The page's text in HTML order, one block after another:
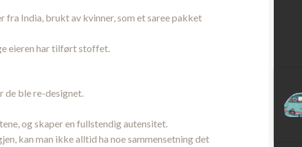
fra India, brukt av kvinner, som et saree pakket
eieren har tilført stoffet.
ble re-designet.
og skaper en fullstendig autensitet.
kan man ikke alltid ha noe sammensetning det